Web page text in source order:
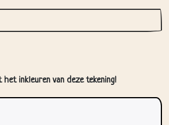
inkleuren van deze tekening!